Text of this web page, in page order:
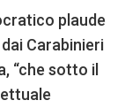
plaude
Carabinieri
“che sotto il